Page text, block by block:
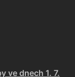
ve dnech 1. 7.